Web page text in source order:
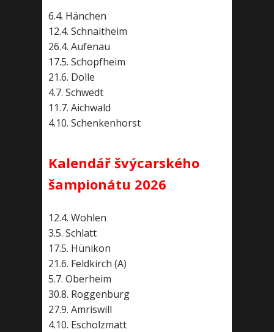
6.4. Hänchen
12.4. Schnaitheim
26.4. Aufenau
17.5. Schopfheim
21.6. Dolle
4.7. Schwedt
11.7. Aichwald
4.10. Schenkenhorst
Kalendář švýcarského
šampionátu 2026
12.4. Wohlen
3.5. Schlatt
17.5. Hünikon
21.6. Feldkirch (A)
5.7. Oberheim
30.8. Roggenburg
27.9. Amriswill
4.10. Escholzmatt